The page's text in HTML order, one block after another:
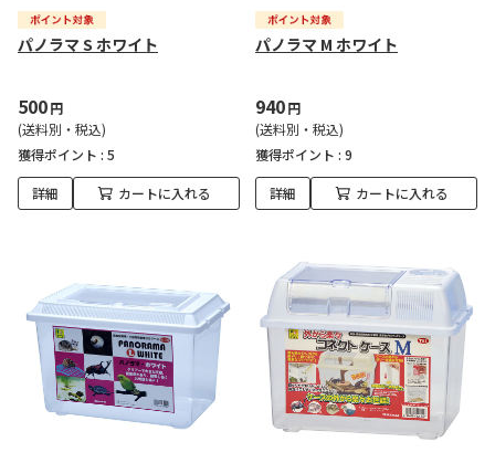
パノラマ S ホワイト
500円
(送料別・税込)
獲得ポイント : 5
詳細 カートに入れる
パノラマ M ホワイト
940円
(送料別・税込)
獲得ポイント : 9
詳細 カートに入れる